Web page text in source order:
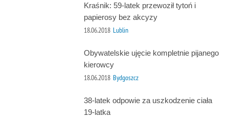
Kraśnik: 59-latek przewoził tytoń i
papierosy bez akcyzy
18.06.2018 Lublin
Obywatelskie ujęcie kompletnie pijanego
kierowcy
18.06.2018 Bydgoszcz
38-latek odpowie za uszkodzenie ciała
19-latka